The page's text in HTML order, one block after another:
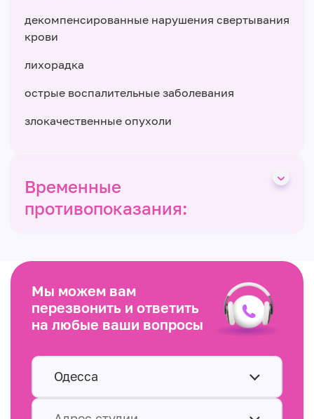
декомпенсированные нарушения свертывания
крови
лихорадка
острые воспалительные заболевания
злокачественные опухоли
Временные
противопоказания:
Мы можем вам
перезвонить и ответить
на любые ваши вопросы
Одесса